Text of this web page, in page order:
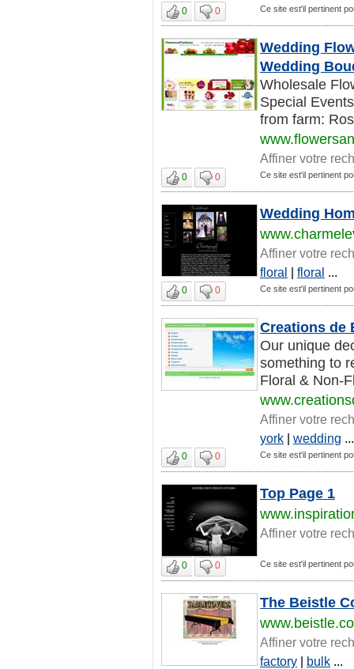
0 0 Ce site est'il pertinent
Wedding
Wedding
Wholesale
Special
from farm:
Affiner votre
0 0 Ce site est'il pertinent
Wedding
Affiner votre
floral | floral ...
0 0 Ce site est'il pertinent
Creations de
Our unique
something to
Floral & Non-
Affiner votre
york | wedding ...
0 0 Ce site est'il pertinent
Top Page 1
Affiner votre
0 0 Ce site est'il pertinent
The Beistle
Affiner votre
factory | bulk ...